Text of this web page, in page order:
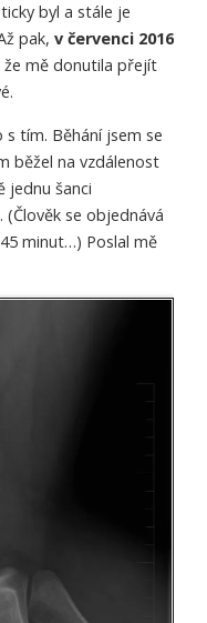
byl a stále je
pak, v červenci 2016
že mě donutila přejít
s tím. Běhání jsem se
běžel na vzdálenost
jednu šanci
. (Člověk se objednává
minut…) Poslal mě